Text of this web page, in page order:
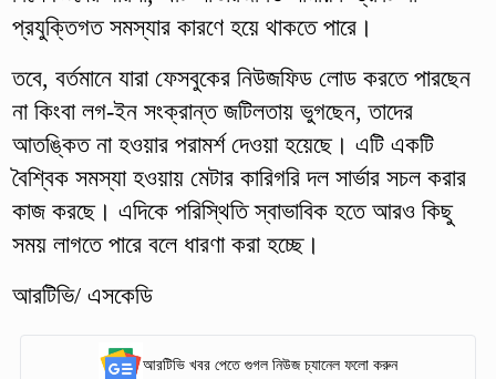
প্রযুক্তিগত সমস্যার কারণে হয়ে থাকতে পারে।
তবে, বর্তমানে যারা ফেসবুকের নিউজফিড লোড করতে পারছেন
না কিংবা লগ-ইন সংক্রান্ত জটিলতায় ভুগছেন, তাদের
আতঙ্কিত না হওয়ার পরামর্শ দেওয়া হয়েছে। এটি একটি
বৈশ্বিক সমস্যা হওয়ায় মেটার কারিগরি দল সার্ভার সচল করার
কাজ করছে। এদিকে পরিস্থিতি স্বাভাবিক হতে আরও কিছু
সময় লাগতে পারে বলে ধারণা করা হচ্ছে।
আরটিভি/ এসকেডি
আরটিভি খবর পেতে গুগল নিউজ চ্যানেল ফলো করুন